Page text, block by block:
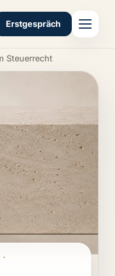
Erstgespräch
Steuerrecht